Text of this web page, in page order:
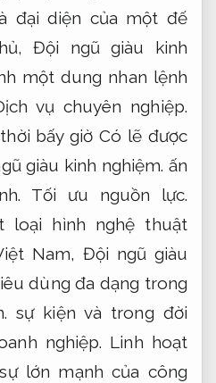
đại diện của một đế
Đội ngũ giàu kinh
một dung nhan lệnh
vụ chuyên nghiệp.
bấy giờ Có lẽ được
giàu kinh nghiệm. ấn
Tối ưu nguồn lực.
loại hình nghệ thuật
Nam, Đội ngũ giàu
dùng đa dạng trong
sự kiện và trong đời
nghiệp. Linh hoạt
lớn mạnh của công